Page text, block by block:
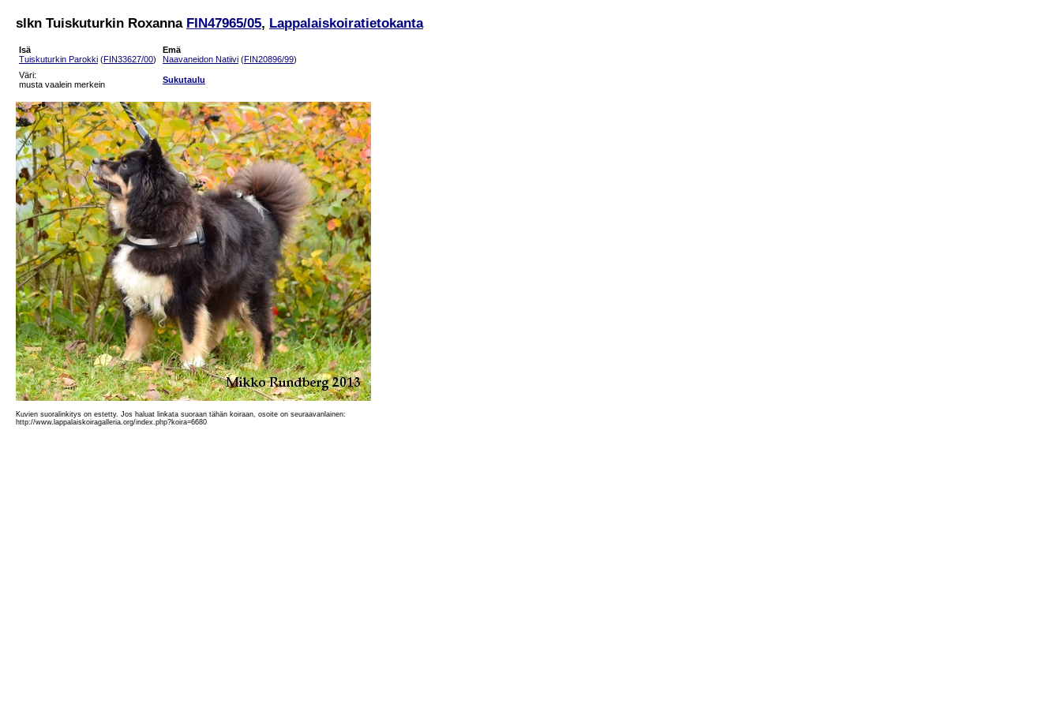
slkn Tuiskuturkin Roxanna FIN47965/05, Lappalaiskoiratietokanta
Isä
Tuiskuturkin Parokki (FIN33627/00)
Emä
Naavaneidon Natiivi (FIN20896/99)
Väri:
musta vaalein merkein
Sukutaulu
Kuvien suoralinkitys on estetty. Jos haluat linkata suoraan tähän koiraan, osoite on seuraavanlainen:
http://www.lappalaiskoiragalleria.org/index.php?koira=6680